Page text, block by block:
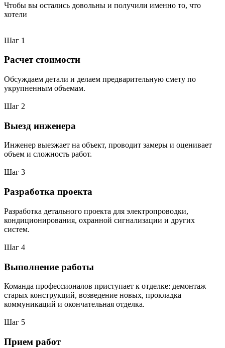
Чтобы вы остались довольны и получили именно то, что
хотели
Шаг 1
Расчет стоимости
Обсуждаем детали и делаем предварительную смету по
укрупненным объемам.
Шаг 2
Выезд инженера
Инженер выезжает на объект, проводит замеры и оценивает
объем и сложность работ.
Шаг 3
Разработка проекта
Разработка детального проекта для электропроводки,
кондиционирования, охранной сигнализации и других
систем.
Шаг 4
Выполнение работы
Команда профессионалов приступает к отделке: демонтаж
старых конструкций, возведение новых, прокладка
коммуникаций и окончательная отделка.
Шаг 5
Прием работ